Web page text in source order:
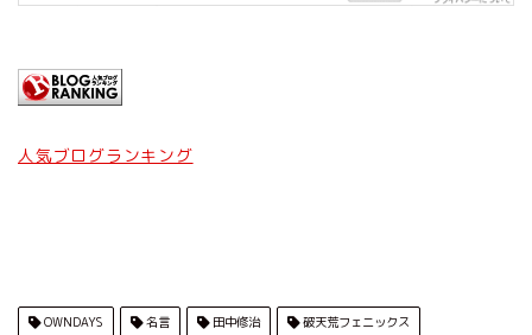
人気ブログランキング
OWNDAYS 名言 田中修治 破天荒フェニックス